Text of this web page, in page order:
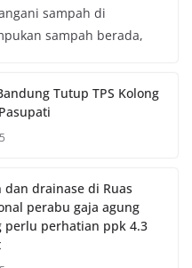
sampah di
sampah berada,
Tutup TPS Kolong
dan drainase di Ruas
perabu gaja agung
perlu perhatian ppk 4.3